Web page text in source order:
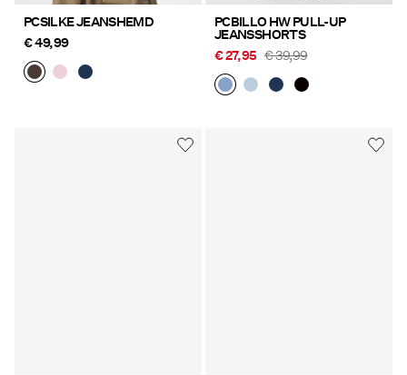
PCSILKE JEANSHEMD
€ 49,99
PCBILLO HW PULL-UP
JEANSSHORTS
€ 27,95 € 39,99